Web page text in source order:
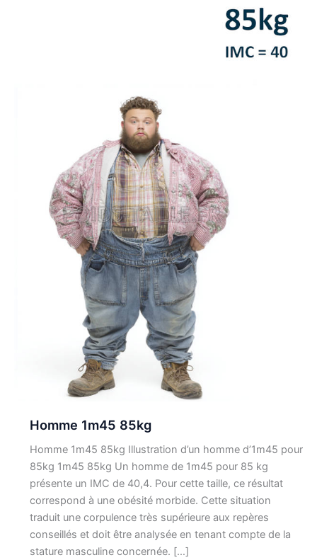
Homme 1m45 85kg
Homme 1m45 85kg Illustration d’un homme d’1m45 pour
85kg 1m45 85kg Un homme de 1m45 pour 85 kg
présente un IMC de 40,4. Pour cette taille, ce résultat
correspond à une obésité morbide. Cette situation
traduit une corpulence très supérieure aux repères
conseillés et doit être analysée en tenant compte de la
stature masculine concernée. […]